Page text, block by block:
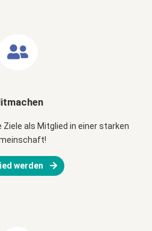
als Mitglied in einer starken
werden